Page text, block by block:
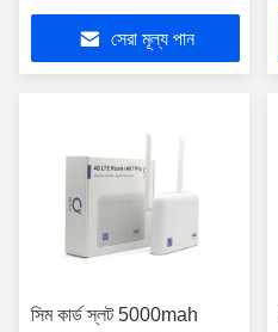
সেরা মূল্য পান
সিম কার্ড স্লট 5000mah